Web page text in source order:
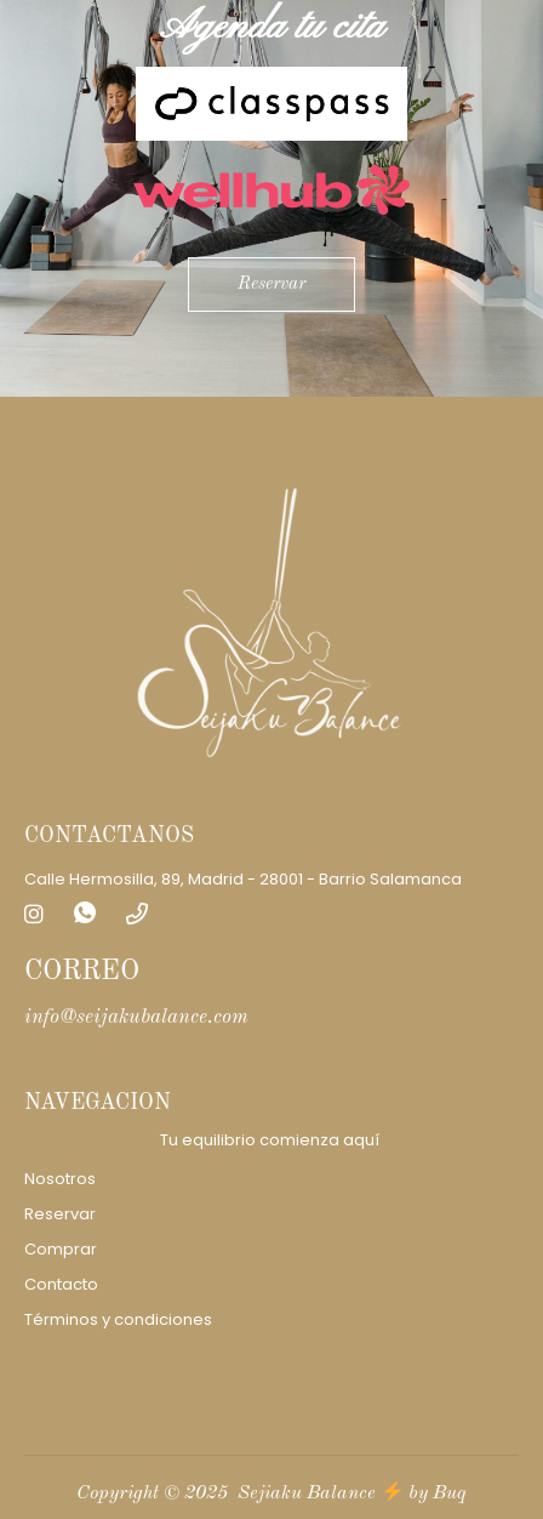
Agenda tu cita
Reservar
CONTACTANOS
Calle Hermosilla, 89, Madrid - 28001 - Barrio Salamanca
CORREO
info@seijakubalance.com
NAVEGACION
Tu equilibrio comienza aquí
Nosotros
Reservar
Comprar
Contacto
Términos y condiciones
Copyright © 2025 Sejiaku Balance by Buq